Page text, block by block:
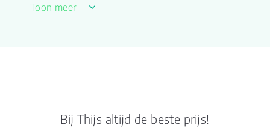
Lengte plank (cm) 91.440
Toon meer
Bij Thijs altijd de beste prijs!